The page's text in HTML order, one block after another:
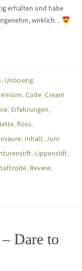
erhalten und habe
wirklich…
, Unboxing
,Code,Cream
, Erfahrungen,
, floss,
, Inhalt, Juni
, Lippenstift,
, Review,
Dare to